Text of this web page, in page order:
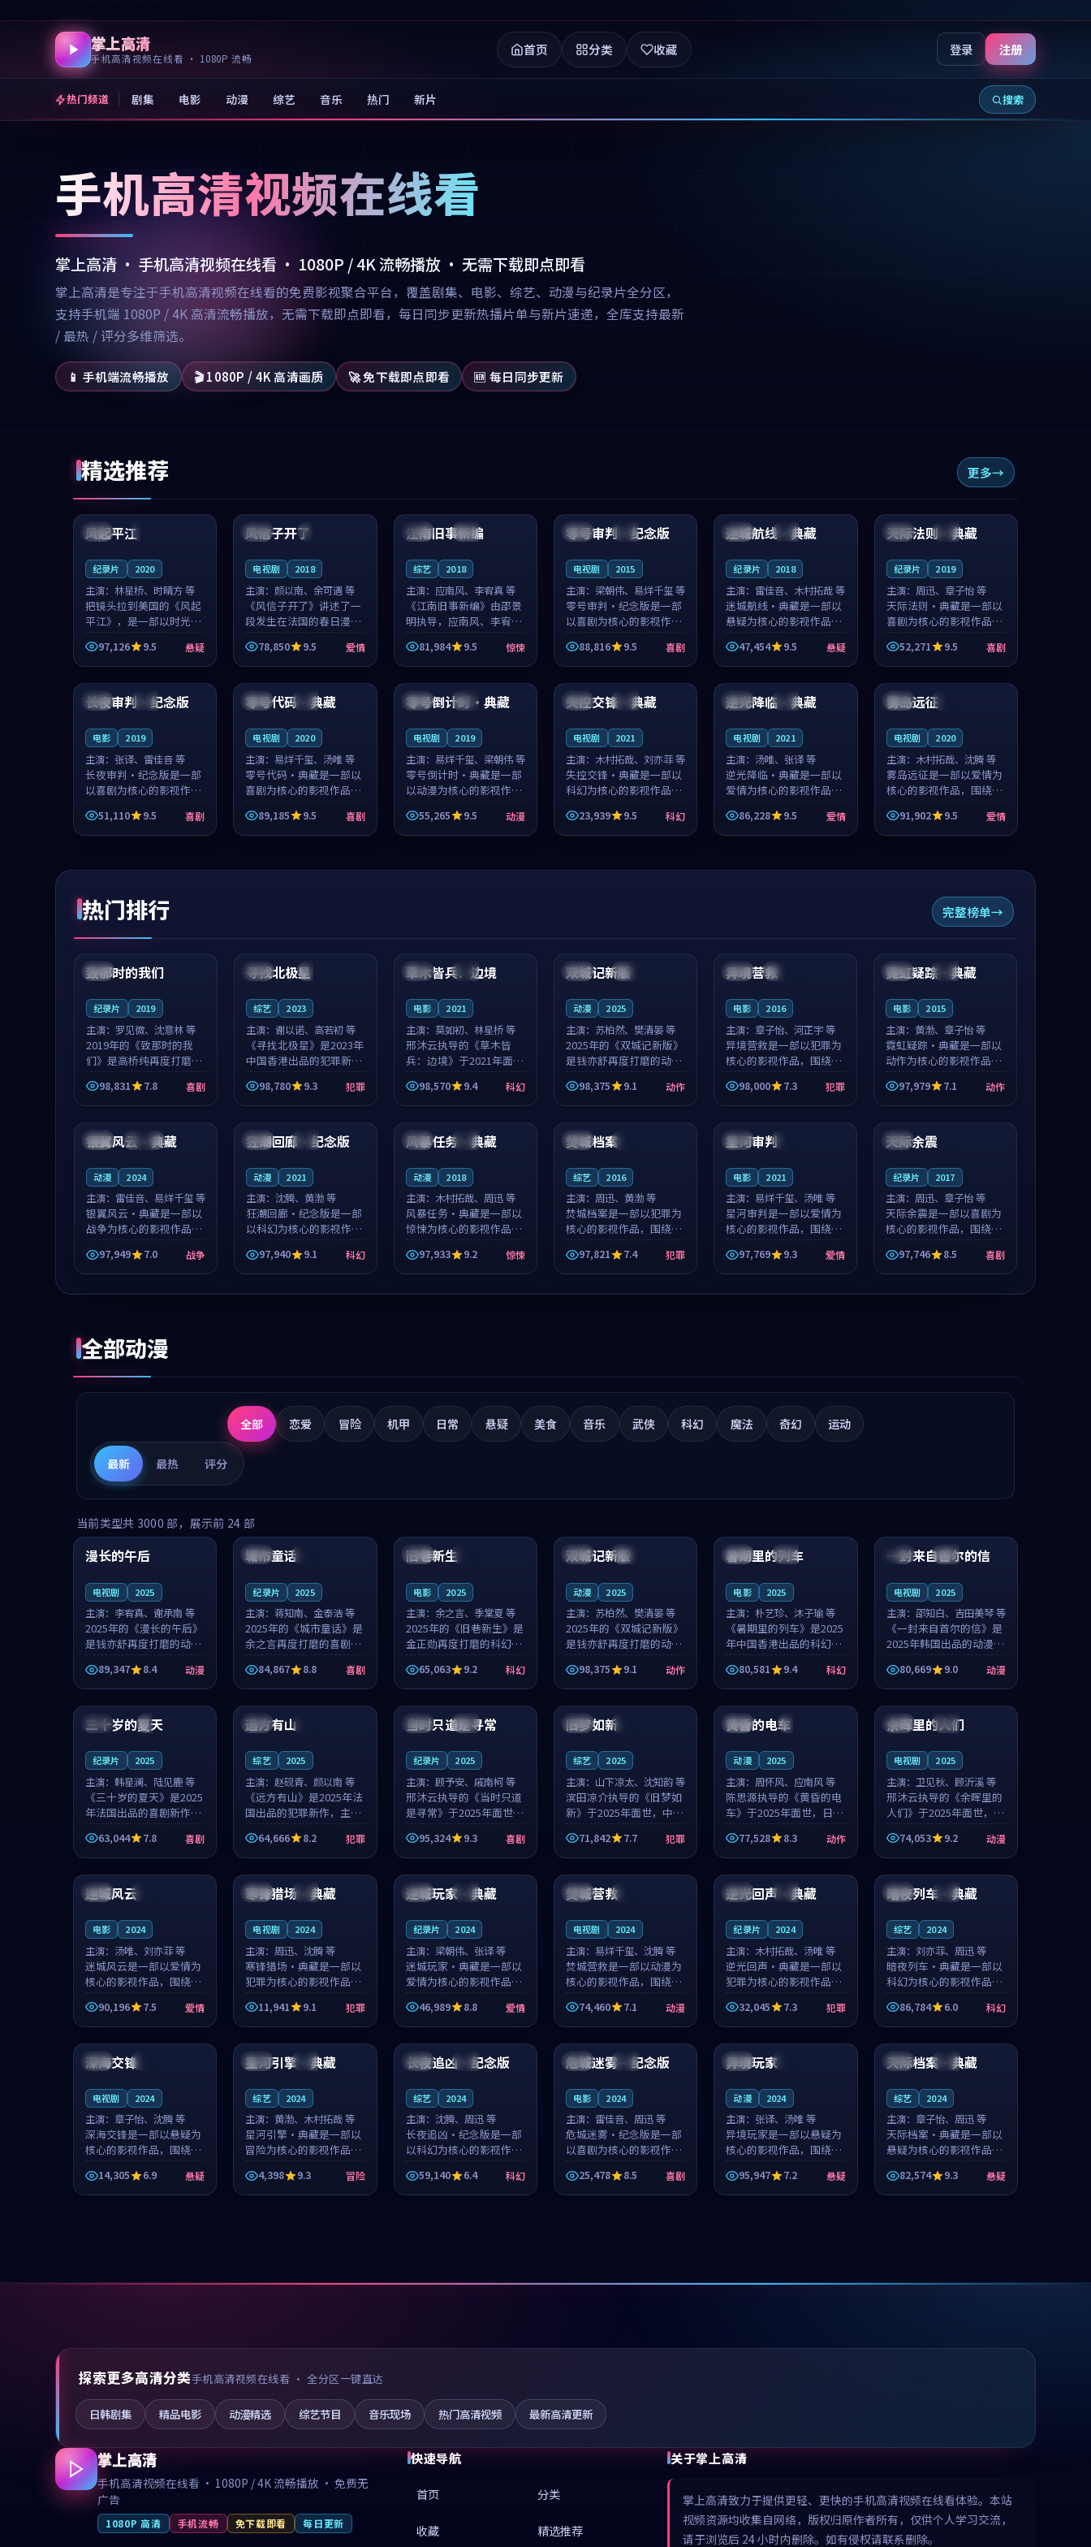
掌上高清
手机高清视频在线看 · 1080P 流畅
首页 分类 收藏 登录 注册
热门频道 剧集 电影 动漫 综艺 音乐 热门 新片 搜索
手机高清视频在线看
掌上高清 · 手机高清视频在线看 · 1080P / 4K 流畅播放 · 无需下载即点即看
掌上高清是专注于手机高清视频在线看的免费影视聚合平台，覆盖剧集、电影、综艺、动漫与纪录片全分区，
支持手机端 1080P / 4K 高清流畅播放，无需下载即点即看，每日同步更新热播片单与新片速递，全库支持最新
/ 最热 / 评分多维筛选。
📱 手机端流畅播放 🎬 1080P / 4K 高清画质 🚀 免下载即点即看 🆕 每日同步更新
精选推荐 更多
美国
99:07
风起平江
纪录片 2020
主演： 林星桥、时晴方 等
把镜头拉到美国的《风起
平江》，是一部以时光记
忆为底色的悬疑作品。林
星桥和时晴方贡献了2020
年颇受关注的合作演出，
影片在情感层次与现实质
感之间游...
97,126 9.5 悬疑
法国 4K
99:21
风信子开了
电视剧 2018
主演：颜以南、余可遇 等
《风信子开了》讲述了一
段发生在法国的春日漫步
故事。颜以南饰演的主角
与余可遇的角色因一场意
外卷入更深的纠葛，爱情
元素贯穿始终，节奏稳健
而富有张力，...
78,850 9.5 爱情
日本 院线
99:53
江南旧事新编
综艺 2018
主演： 应南风、李宥真 等
《江南旧事新编》由邵景
明执导，应南风、李宥真
领衔主演，是一部2018年
上映的日本惊悚综艺。影
片以邻里温情为切入，呈
现一段从初遇到告别都浸
着真实情...
81,984 9.5 惊悚
日本 院线
99:39
零号审判·纪念版
电视剧 2015
主演： 梁朝伟、易烊千玺 等
零号审判·纪念版是一部
以喜剧为核心的影视作
品，围绕危机、反转与人
物成长展开，整体节奏紧
凑，值得推荐观看。
88,816 9.5 喜剧
中国 完结
99:58
迷城航线·典藏
纪录片 2018
主演： 雷佳音、木村拓哉 等
迷城航线·典藏是一部以
悬疑为核心的影视作品，
围绕危机、反转与人物成
长展开，整体节奏紧凑，
值得推荐观看。
47,454 9.5 悬疑
韩国 独播
93:42
天际法则·典藏
纪录片 2019
主演： 周迅、章子怡 等
天际法则·典藏是一部以
喜剧为核心的影视作品，
围绕危机、反转与人物成
长展开，整体节奏紧凑，
值得推荐观看。
52,271 9.5 喜剧
法国 高分
99:34
长夜审判·纪念版
电影 2019
主演： 张译、雷佳音 等
长夜审判·纪念版是一部
以喜剧为核心的影视作
品，围绕危机、反转与人
物成长展开，整体节奏紧
凑，值得推荐观看。
51,110 9.5 喜剧
中国 杜比
99:20
零号代码·典藏
电视剧 2020
主演：易烊千玺、汤唯 等
零号代码·典藏是一部以
喜剧为核心的影视作品，
围绕危机、反转与人物成
长展开，整体节奏紧凑，
值得推荐观看。
89,185 9.5 喜剧
日本 杜比
99:14
零号倒计时·典藏
电视剧 2019
主演： 易烊千玺、梁朝伟 等
零号倒计时·典藏是一部
以动漫为核心的影视作
品，围绕危机、反转与人
物成长展开，整体节奏紧
凑，值得推荐观看。
55,265 9.5 动漫
日本 高分
99:40
失控交锋·典藏
电视剧 2021
主演： 木村拓哉、刘亦菲 等
失控交锋·典藏是一部以
科幻为核心的影视作品，
围绕危机、反转与人物成
长展开，整体节奏紧凑，
值得推荐观看。
23,939 9.5 科幻
中国 独播
99:31
逆光降临·典藏
电视剧 2021
主演： 汤唯、张译 等
逆光降临·典藏是一部以
爱情为核心的影视作品，
围绕危机、反转与人物成
长展开，整体节奏紧凑，
值得推荐观看。
86,228 9.5 爱情
中国
99:45
雾岛远征
电视剧 2020
主演： 木村拓哉、沈腾 等
雾岛远征是一部以爱情为
核心的影视作品，围绕危
机、反转与人物成长展
开，整体节奏紧凑，值得
推荐观看。
91,902 9.5 爱情
热门排行 完整榜单
中国 4K
99:22
致那时的我们
纪录片 2019
主演： 罗见微、沈意林 等
2019年的《致那时的我
们》是高桥纯再度打磨的
喜剧佳作。中国大陆的取
景与都市寓言的氛围相互
成就，罗见微与沈意林的
影片在悬念...
98,831 7.8 喜剧
中国 4K
99:18
寻找北极星
综艺 2023
主演： 谢以诺、高若初 等
《寻找北极星》是2023年
中国香港出品的犯罪新
作，主创团队希望用公路
冒险的故事让观众停下来
想一想。谢以诺领衔，高
柯的叙事节...
98,780 9.3 犯罪
泰国 独播
99:44
草木皆兵：边境
电影 2021
主演： 莫如初、林星桥 等
邢沐云执导的《草木皆
兵：边境》于2021年面
世，泰国的城市气质与校
园青春的人物心境共同构
筑了影片基调。莫如初、
整部科幻电影...
98,570 9.4 科幻
中国 独播
99:40
双城记新版
动漫 2025
主演： 苏柏然、樊清晏 等
2025年的《双城记新版》
是钱亦舒再度打磨的动作
佳作。中国大陆的取景与
沙漠探险的氛围相互成
就，苏柏然与樊清晏的对
片在悬念与...
98,375 9.1 动作
中国 连载中
99:44
异境营救
电影 2016
主演： 章子怡、河正宇 等
异境营救是一部以犯罪为
核心的影视作品，围绕危
机、反转与人物成长展
开，整体节奏紧凑，值得
推荐观看。
98,000 7.3 犯罪
中国 完结
99:12
霓虹疑踪·典藏
电影 2015
主演： 黄渤、章子怡 等
霓虹疑踪·典藏是一部以
动作为核心的影视作品，
围绕危机、反转与人物成
长展开，整体节奏紧凑，
值得推荐观看。
97,979 7.1 动作
法国 连载中
99:51
银翼风云·典藏
动漫 2024
主演： 雷佳音、易烊千玺 等
银翼风云·典藏是一部以
战争为核心的影视作品，
围绕危机、反转与人物成
长展开，整体节奏紧凑，
值得推荐观看。
97,949 7.0 战争
中国 热播
95:49
狂潮回廊·纪念版
动漫 2021
主演： 沈腾、黄渤 等
狂潮回廊·纪念版是一部
以科幻为核心的影视作
品，围绕危机、反转与人
物成长展开，整体节奏紧
凑，值得推荐观看。
97,940 9.1 科幻
法国 独播
99:12
风暴任务·典藏
动漫 2018
主演： 木村拓哉、周迅 等
风暴任务·典藏是一部以
惊悚为核心的影视作品，
围绕危机、反转与人物成
长展开，整体节奏紧凑，
值得推荐观看。
97,933 9.2 惊悚
英国
99:28
焚城档案
综艺 2016
主演： 周迅、黄渤 等
焚城档案是一部以犯罪为
核心的影视作品，围绕危
机、反转与人物成长展
开，整体节奏紧凑，值得
推荐观看。
97,821 7.4 犯罪
韩国
99:02
星河审判
电影 2021
主演： 易烊千玺、汤唯 等
星河审判是一部以爱情为
核心的影视作品，围绕危
机、反转与人物成长展
开，整体节奏紧凑，值得
推荐观看。
97,769 9.3 爱情
美国
96:48
天际余震
纪录片 2017
主演： 周迅、章子怡 等
天际余震是一部以喜剧为
核心的影视作品，围绕危
机、反转与人物成长展
开，整体节奏紧凑，值得
推荐观看。
97,746 8.5 喜剧
全部动漫
全部 恋爱 冒险 机甲 日常 悬疑 美食 音乐 武侠 科幻 魔法 奇幻 运动
最新 最热 评分
当前类型共 3000 部，展示前 24 部
中国 高分
99:16
漫长的午后
电视剧 2025
主演： 李宥真、谢承南 等
2025年的《漫长的午后》
是钱亦舒再度打磨的动漫
佳作。中国大陆的取景与
海岛日常的氛围相互成
就，李宥真与谢承南的对
手戏自然克制，让整部影
片在悬念与...
89,347 8.4 动漫
美国
城市童话
纪录片 2025
主演：蒋知南、金泰浩 等
2025年的《城市童话》是
余之言再度打磨的喜剧佳
作。美国的取景与历史战
争的氛围相互成就，蒋知
南与金泰浩的对手戏自然
克制，让整部影片在悬念
与温度之...
84,867 8.8 喜剧
英国
旧巷新生
电影 2025
主演： 余之言、季棠夏 等
2025年的《旧巷新生》是
金正勋再度打磨的科幻佳
作。英国的取景与雨夜物
语的氛围相互成就，余之
言与季棠夏的对手戏自然
克制，让整部影片在悬念
与温度之...
65,063 9.2 科幻
中国 独播
双城记新版
动漫 2025
主演： 苏柏然、樊清晏 等
2025年的《双城记新版》
是钱亦舒再度打磨的动作
佳作。中国大陆的取景与
沙漠探险的氛围相互成
就，苏柏然与樊清晏的对
手戏自然克制，让整部影
片在悬念与...
98,375 9.1 动作
中国 杜比
暑期里的列车
电影 2025
主演：朴艺珍、沐子瑜 等
《暑期里的列车》是2025
年中国香港出品的科幻新
作，主创团队希望用城市
夜归人的故事让观众停下
来想一想。朴艺珍领衔，
沐子瑜担任重要角色，郑
书延的叙...
80,581 9.4 科幻
韩国 热播
一封来自首尔的信
电视剧 2025
主演： 邵知白、吉田美琴 等
《一封来自首尔的信》是
2025年韩国出品的动漫新
作，主创团队希望用高考
往事的故事让观众停下来
想一想。邵知白领衔，吉
田美琴担任重要角色，谢
承南的叙...
80,669 9.0 动漫
法国 4K
99:12
三十岁的夏天
纪录片 2025
主演： 韩星澜、陆见鹿 等
《三十岁的夏天》是2025
年法国出品的喜剧新作，
主创团队希望用深夜电台
的故事让观众停下来想一
想。韩星澜领衔，陆见鹿
担任重要角色，山田纯一
的叙事节...
63,044 7.8 喜剧
法国
99:48
远方有山
综艺 2025
主演：赵砚青、颜以南 等
《远方有山》是2025年法
国出品的犯罪新作，主创
团队希望用高校追梦的故
事让观众停下来想一想。
赵砚青领衔，颜以南担任
重要角色，山田纯一的叙
事节奏一...
64,666 8.2 犯罪
泰国 杜比
99:32
当时只道是寻常
纪录片 2025
主演： 顾予安、戚南柯 等
邢沐云执导的《当时只道
是寻常》于2025年面世，
泰国的城市气质与母女情
深的人物心境共同构筑了
影片基调。顾予安、戚南
柯用细腻的表演撑起整部
喜剧电影...
95,324 9.3 喜剧
中国
99:08
旧梦如新
综艺 2025
主演： 山下凉太、沈知韵 等
滨田凉介执导的《旧梦如
新》于2025年面世，中国
台湾的城市气质与异国相
遇的人物心境共同构筑了
影片基调。山下凉太、沈
知韵用细腻的表演撑起整
部犯罪电...
71,842 7.7 犯罪
日本 4K
99:20
黄昏的电车
动漫 2025
主演：周怀风、应南风 等
陈思源执导的《黄昏的电
车》于2025年面世，日本
的城市气质与渔村故事的
人物心境共同构筑了影片
基调。周怀风、应南风用
细腻的表演撑起整部动作
电影，剧...
77,528 8.3 动作
泰国 完结
99:56
余晖里的人们
电视剧 2025
主演： 卫见秋、顾沂溪 等
邢沐云执导的《余晖里的
人们》于2025年面世，泰
国的城市气质与小镇生活
的人物心境共同构筑了影
片基调。卫见秋、顾沂溪
用细腻的表演撑起整部动
漫电影，...
74,053 9.2 动漫
中国
99:15
迷城风云
电影 2024
主演： 汤唯、刘亦菲 等
迷城风云是一部以爱情为
核心的影视作品，围绕危
机、反转与人物成长展
开，整体节奏紧凑，值得
推荐观看。
90,196 7.5 爱情
中国 完结
99:53
寒锋猎场·典藏
电视剧 2024
主演：周迅、沈腾 等
寒锋猎场·典藏是一部以
犯罪为核心的影视作品，
围绕危机、反转与人物成
长展开，整体节奏紧凑，
值得推荐观看。
11,941 9.1 犯罪
法国 独播
99:34
迷城玩家·典藏
纪录片 2024
主演： 梁朝伟、张译 等
迷城玩家·典藏是一部以
爱情为核心的影视作品，
围绕危机、反转与人物成
长展开，整体节奏紧凑，
值得推荐观看。
46,989 8.8 爱情
中国
99:22
焚城营救
电视剧 2024
主演： 易烊千玺、沈腾 等
焚城营救是一部以动漫为
核心的影视作品，围绕危
机、反转与人物成长展
开，整体节奏紧凑，值得
推荐观看。
74,460 7.1 动漫
法国 热播
99:19
逆光回声·典藏
纪录片 2024
主演： 木村拓哉、汤唯 等
逆光回声·典藏是一部以
犯罪为核心的影视作品，
围绕危机、反转与人物成
长展开，整体节奏紧凑，
值得推荐观看。
32,045 7.3 犯罪
中国 院线
99:20
暗夜列车·典藏
综艺 2024
主演： 刘亦菲、周迅 等
暗夜列车·典藏是一部以
科幻为核心的影视作品，
围绕危机、反转与人物成
长展开，整体节奏紧凑，
值得推荐观看。
86,784 6.0 科幻
美国
99:22
深海交锋
电视剧 2024
主演： 章子怡、沈腾 等
深海交锋是一部以悬疑为
核心的影视作品，围绕危
机、反转与人物成长展
开，整体节奏紧凑，值得
推荐观看。
14,305 6.9 悬疑
泰国 独播
99:35
星河引擎·典藏
综艺 2024
主演：黄渤、木村拓哉 等
星河引擎·典藏是一部以
冒险为核心的影视作品，
围绕危机、反转与人物成
长展开，整体节奏紧凑，
值得推荐观看。
4,398 9.3 冒险
日本 杜比
99:27
长夜追凶·纪念版
综艺 2024
主演： 沈腾、周迅 等
长夜追凶·纪念版是一部
以科幻为核心的影视作
品，围绕危机、反转与人
物成长展开，整体节奏紧
凑，值得推荐观看。
59,140 6.4 科幻
韩国 热播
99:30
危城迷雾·纪念版
电影 2024
主演： 雷佳音、周迅 等
危城迷雾·纪念版是一部
以喜剧为核心的影视作
品，围绕危机、反转与人
物成长展开，整体节奏紧
凑，值得推荐观看。
25,478 8.5 喜剧
中国
99:19
异境玩家
动漫 2024
主演： 张译、汤唯 等
异境玩家是一部以悬疑为
核心的影视作品，围绕危
机、反转与人物成长展
开，整体节奏紧凑，值得
推荐观看。
95,947 7.2 悬疑
韩国 热播
99:56
天际档案·典藏
综艺 2024
主演： 章子怡、周迅 等
天际档案·典藏是一部以
悬疑为核心的影视作品，
围绕危机、反转与人物成
长展开，整体节奏紧凑，
值得推荐观看。
82,574 9.3 悬疑
探索更多高清分类手机高清视频在线看 · 全分区一键直达
日韩剧集 精品电影 动漫精选 综艺节目 音乐现场 热门高清视频 最新高清更新
掌上高清
手机高清视频在线看 · 1080P / 4K 流畅播放 · 免费无
广告
1080P 高清 手机流畅 免下载即看 每日更新
快速导航
首页 分类
收藏 精选推荐
关于掌上高清
掌上高清致力于提供更轻、更快的手机高清视频在线看体验。本站
视频资源均收集自网络，版权归原作者所有，仅供个人学习交流，
请于浏览后 24 小时内删除。如有侵权请联系删除。